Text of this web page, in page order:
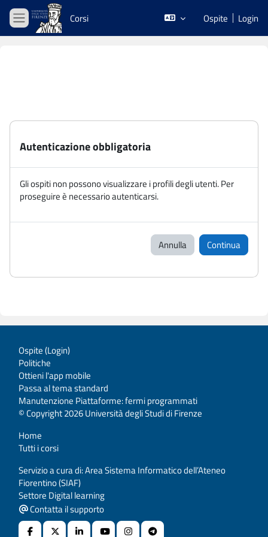
Vai al contenuto principale
Pannello laterale
Corsi Ospite Login
Autenticazione obbligatoria
Gli ospiti non possono visualizzare i profili degli utenti. Per
proseguire è necessario autenticarsi.
Annulla Continua
Ospite (Login)
Politiche
Ottieni l'app mobile
Passa al tema standard
Manutenzione Piattaforme: fermi programmati
© Copyright 2026 Università degli Studi di Firenze
Home
Tutti i corsi
Servizio a cura di: Area Sistema Informatico dell’Ateneo
Fiorentino (SIAF)
Settore Digital learning
Contatta il supporto